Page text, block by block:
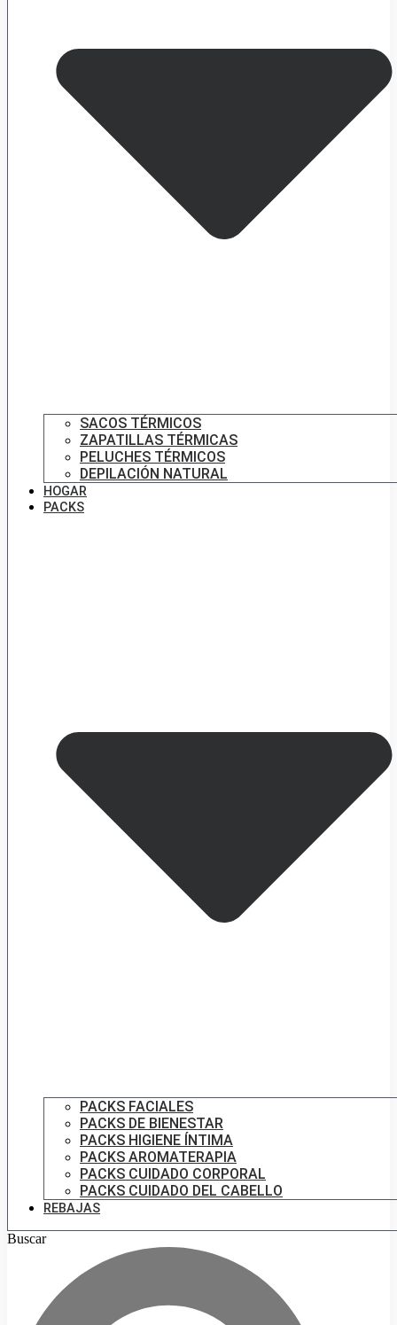
SACOS TÉRMICOS
ZAPATILLAS TÉRMICAS
PELUCHES TÉRMICOS
DEPILACIÓN NATURAL
HOGAR
PACKS
PACKS FACIALES
PACKS DE BIENESTAR
PACKS HIGIENE ÍNTIMA
PACKS AROMATERAPIA
PACKS CUIDADO CORPORAL
PACKS CUIDADO DEL CABELLO
REBAJAS
Buscar